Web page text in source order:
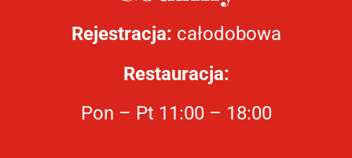
Rejestracja: całodobowa
Restauracja:
Pon – Pt 11:00 – 18:00